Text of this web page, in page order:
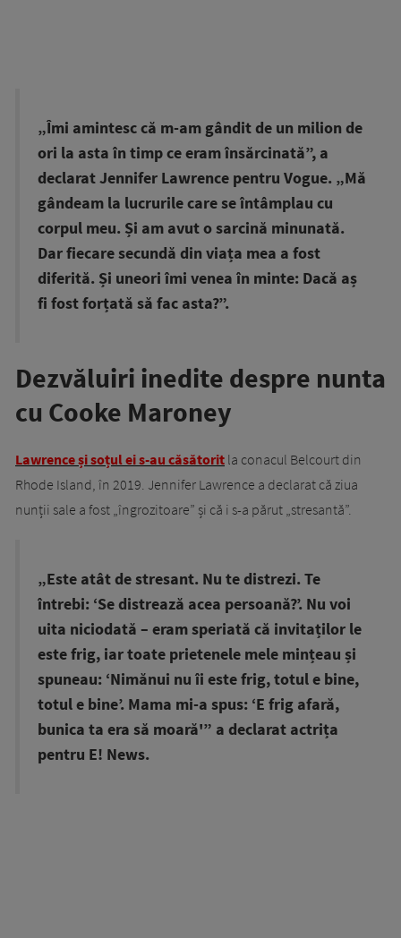
„Îmi amintesc că m-am gândit de un milion de
ori la asta în timp ce eram însărcinată”, a
declarat Jennifer Lawrence pentru Vogue. „Mă
gândeam la lucrurile care se întâmplau cu
corpul meu. Și am avut o sarcină minunată.
Dar fiecare secundă din viața mea a fost
diferită. Și uneori îmi venea în minte: Dacă aș
fi fost forțată să fac asta?”.
Dezvăluiri inedite despre nunta
cu Cooke Maroney
Lawrence și soțul ei s-au căsătorit la conacul Belcourt din
Rhode Island, în 2019. Jennifer Lawrence a declarat că ziua
nunții sale a fost „îngrozitoare” și că i s-a părut „stresantă”.
„Este atât de stresant. Nu te distrezi. Te
întrebi: ‘Se distrează acea persoană?’. Nu voi
uita niciodată – eram speriată că invitaților le
este frig, iar toate prietenele mele mințeau și
spuneau: ‘Nimănui nu îi este frig, totul e bine,
totul e bine’. Mama mi-a spus: ‘E frig afară,
bunica ta era să moară'” a declarat actrița
pentru E! News.